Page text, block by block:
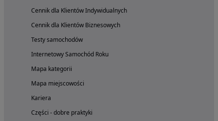
Cennik dla Klientów Indywidualnych
Cennik dla Klientów Biznesowych
Testy samochodów
Internetowy Samochód Roku
Mapa kategorii
Mapa miejscowości
Kariera
Części - dobre praktyki